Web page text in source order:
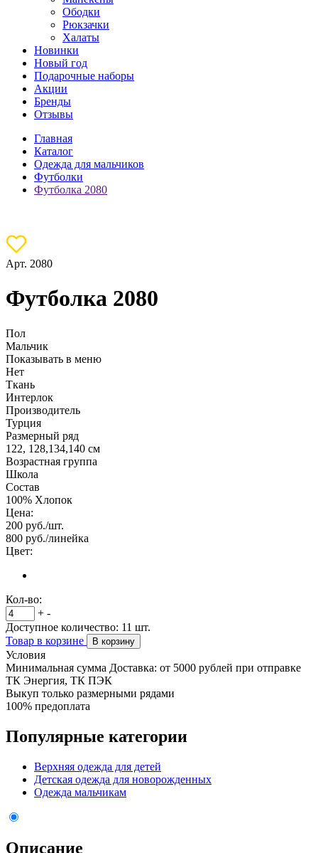
Ободки
Рюкзачки
Халаты
Новинки
Новый год
Подарочные наборы
Акции
Бренды
Отзывы
Главная
Каталог
Одежда для мальчиков
Футболки
Футболка 2080
Арт. 2080
Футболка 2080
Пол
Мальчик
Показывать в меню
Нет
Ткань
Интерлок
Производитель
Турция
Размерный ряд
122, 128,134,140 см
Возрастная группа
Школа
Состав
100% Хлопок
Цена:
200 руб./шт.
800 руб./линейка
Цвет:
Кол-во:
+ -
Доступное количество: 11 шт.
Товар в корзине
В корзину
Условия
Минимальная сумма Доставка: от 5000 рублей при отправке
ТК Энергия, ТК ПЭК
Выкуп только размерными рядами
100% предоплата
Популярные категории
Верхняя одежда для детей
Детская одежда для новорожденных
Одежда мальчикам
Описание